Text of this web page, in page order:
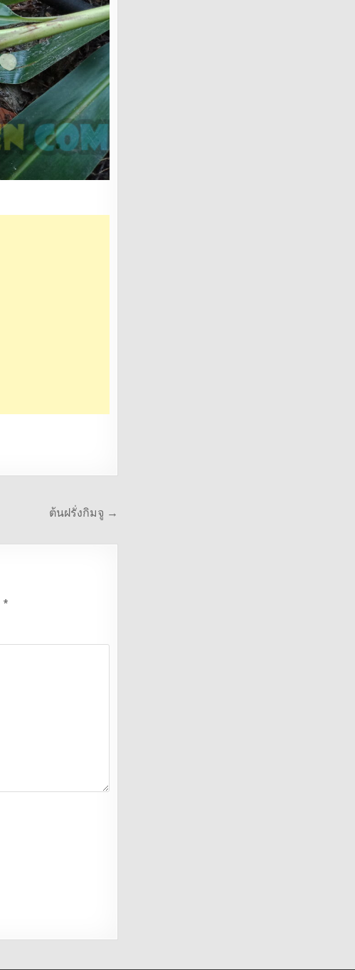
ต้นฝรั่งกิมจู →
*